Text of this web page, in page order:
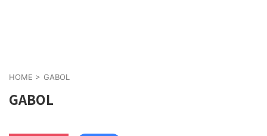
HOME > GABOL
GABOL